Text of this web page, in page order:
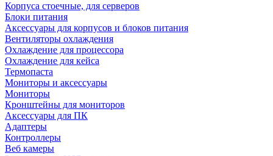
Корпуса стоечные, для серверов
Блоки питания
Аксессуары для корпусов и блоков питания
Вентиляторы охлаждения
Охлаждение для процессора
Охлаждение для кейса
Термопаста
Мониторы и аксессуары
Мониторы
Кронштейны для мониторов
Аксессуары для ПК
Адаптеры
Контроллеры
Веб камеры